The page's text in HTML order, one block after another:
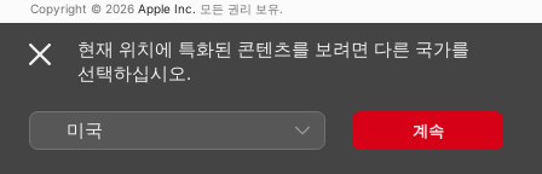
Copyright © 2026 Apple Inc. 모든 권리 보유.
피드백
현재 위치에 특화된 콘텐츠를 보려면 다른 국가를
선택하십시오.
미국 계속